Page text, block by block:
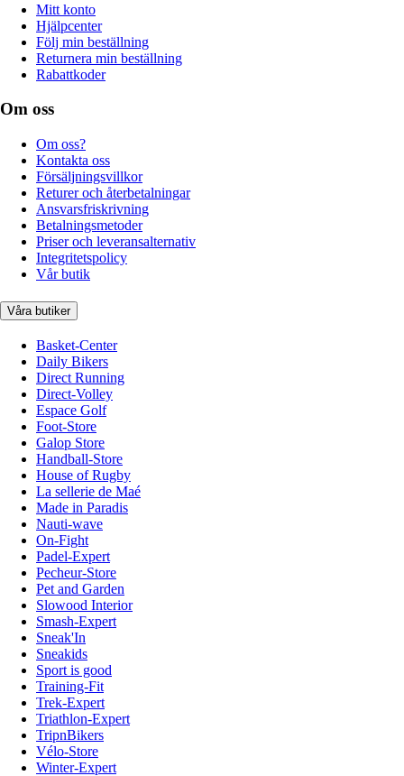
Mitt konto
Hjälpcenter
Följ min beställning
Returnera min beställning
Rabattkoder
Om oss
Om oss?
Kontakta oss
Försäljningsvillkor
Returer och återbetalningar
Ansvarsfriskrivning
Betalningsmetoder
Priser och leveransalternativ
Integritetspolicy
Vår butik
Våra butiker
Basket-Center
Daily Bikers
Direct Running
Direct-Volley
Espace Golf
Foot-Store
Galop Store
Handball-Store
House of Rugby
La sellerie de Maé
Made in Paradis
Nauti-wave
On-Fight
Padel-Expert
Pecheur-Store
Pet and Garden
Slowood Interior
Smash-Expert
Sneak'In
Sneakids
Sport is good
Training-Fit
Trek-Expert
Triathlon-Expert
TripnBikers
Vélo-Store
Winter-Expert